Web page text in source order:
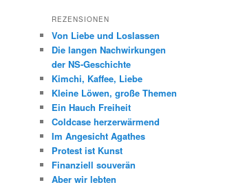
REZENSIONEN
Von Liebe und Loslassen
Die langen Nachwirkungen
der NS-Geschichte
Kimchi, Kaffee, Liebe
Kleine Löwen, große Themen
Ein Hauch Freiheit
Coldcase herzerwärmend
Im Angesicht Agathes
Protest ist Kunst
Finanziell souverän
Aber wir lebten